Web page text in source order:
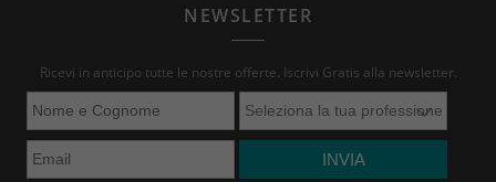
NEWSLETTER
Ricevi in anticipo tutte le nostre offerte. Iscrivi Gratis alla newsletter.